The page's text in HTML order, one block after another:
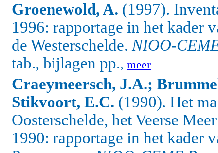
Groenewold, A. (1997).
1996: rapportage in het kader
de Westerschelde.NIOO-
tab., bijlagen pp., meer
Craeymeersch, J.A.;
Stikvoort, E.C. (1990). Het
Oosterschelde, het Veerse
1990: rapportage in het kader